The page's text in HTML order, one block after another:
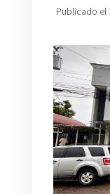
Publicado el